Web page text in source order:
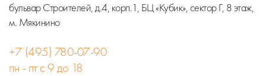
бульвар Строителей, д.4, корп.1, БЦ «Кубик», сектор Г, 8 этаж,
м. Мякинино
+7 (495) 780-07-90
пн - пт с 9 до 18